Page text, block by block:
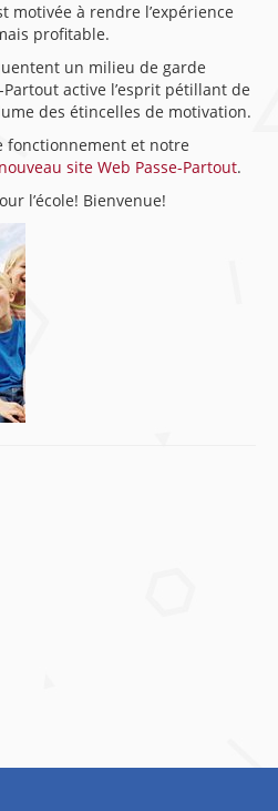
motivée à rendre l’expérience
profitable.
un milieu de garde
active l’esprit pétillant de
des étincelles de motivation.
fonctionnement et notre
site Web Passe-Partout.
l’école! Bienvenue!